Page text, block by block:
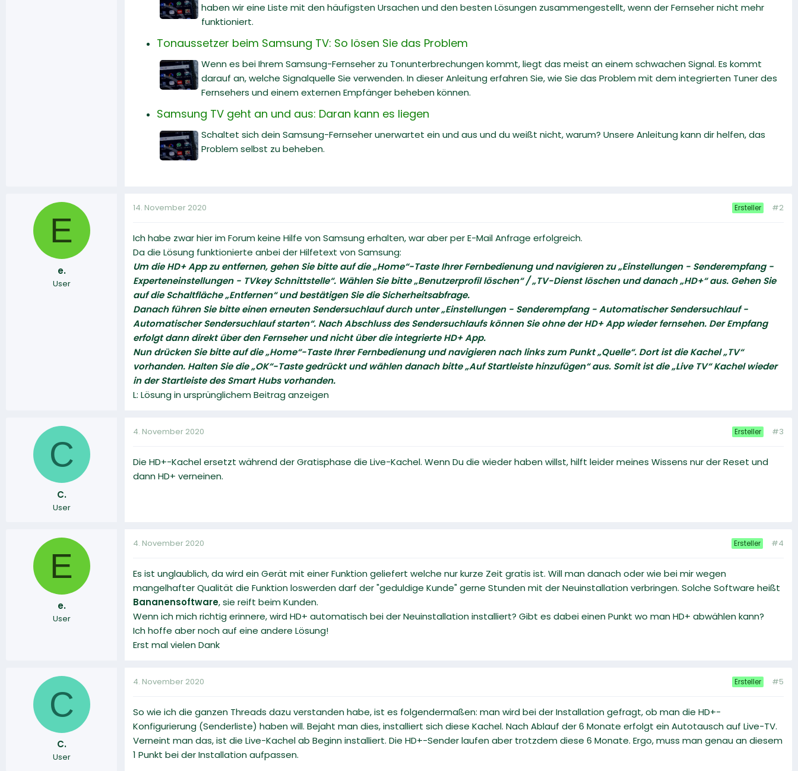
haben wir eine Liste mit den häufigsten Ursachen und den besten Lösungen zusammengestellt, wenn der Fernseher nicht mehr
funktioniert.
Tonaussetzer beim Samsung TV: So lösen Sie das Problem
Wenn es bei Ihrem Samsung-Fernseher zu Tonunterbrechungen kommt, liegt das meist an einem schwachen Signal. Es kommt
darauf an, welche Signalquelle Sie verwenden. In dieser Anleitung erfahren Sie, wie Sie das Problem mit dem integrierten Tuner des
Fernsehers und einem externen Empfänger beheben können.
Samsung TV geht an und aus: Daran kann es liegen
Schaltet sich dein Samsung-Fernseher unerwartet ein und aus und du weißt nicht, warum? Unsere Anleitung kann dir helfen, das
Problem selbst zu beheben.
E
e.
User
14. November 2020 Ersteller #2
Ich habe zwar hier im Forum keine Hilfe von Samsung erhalten, war aber per E-Mail Anfrage erfolgreich.
Da die Lösung funktionierte anbei der Hilfetext von Samsung:
Um die HD+ App zu entfernen, gehen Sie bitte auf die „Home“-Taste Ihrer Fernbedienung und navigieren zu „Einstellungen - Senderempfang -
Experteneinstellungen - TVkey Schnittstelle“. Wählen Sie bitte „Benutzerprofil löschen“ / „TV-Dienst löschen und danach „HD+“ aus. Gehen Sie
auf die Schaltfläche „Entfernen“ und bestätigen Sie die Sicherheitsabfrage.
Danach führen Sie bitte einen erneuten Sendersuchlauf durch unter „Einstellungen - Senderempfang - Automatischer Sendersuchlauf -
Automatischer Sendersuchlauf starten“. Nach Abschluss des Sendersuchlaufs können Sie ohne der HD+ App wieder fernsehen. Der Empfang
erfolgt dann direkt über den Fernseher und nicht über die integrierte HD+ App.
Nun drücken Sie bitte auf die „Home“-Taste Ihrer Fernbedienung und navigieren nach links zum Punkt „Quelle“. Dort ist die Kachel „TV“
vorhanden. Halten Sie die „OK“-Taste gedrückt und wählen danach bitte „Auf Startleiste hinzufügen“ aus. Somit ist die „Live TV“ Kachel wieder
in der Startleiste des Smart Hubs vorhanden.
L: Lösung in ursprünglichem Beitrag anzeigen
C
C.
User
4. November 2020 Ersteller #3
Die HD+-Kachel ersetzt während der Gratisphase die Live-Kachel. Wenn Du die wieder haben willst, hilft leider meines Wissens nur der Reset und
dann HD+ verneinen.
E
e.
User
4. November 2020 Ersteller #4
Es ist unglaublich, da wird ein Gerät mit einer Funktion geliefert welche nur kurze Zeit gratis ist. Will man danach oder wie bei mir wegen
mangelhafter Qualität die Funktion loswerden darf der "geduldige Kunde" gerne Stunden mit der Neuinstallation verbringen. Solche Software heißt
Bananensoftware, sie reift beim Kunden.
Wenn ich mich richtig erinnere, wird HD+ automatisch bei der Neuinstallation installiert? Gibt es dabei einen Punkt wo man HD+ abwählen kann?
Ich hoffe aber noch auf eine andere Lösung!
Erst mal vielen Dank
C
C.
User
4. November 2020 Ersteller #5
So wie ich die ganzen Threads dazu verstanden habe, ist es folgendermaßen: man wird bei der Installation gefragt, ob man die HD+-
Konfigurierung (Senderliste) haben will. Bejaht man dies, installiert sich diese Kachel. Nach Ablauf der 6 Monate erfolgt ein Autotausch auf Live-TV.
Verneint man das, ist die Live-Kachel ab Beginn installiert. Die HD+-Sender laufen aber trotzdem diese 6 Monate. Ergo, muss man genau an diesem
1 Punkt bei der Installation aufpassen.